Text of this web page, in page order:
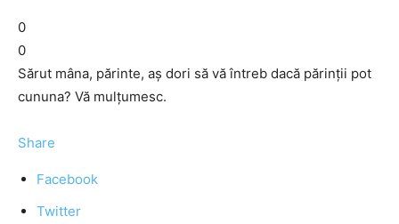
0
0
Sărut mâna, părinte, aş dori să vă întreb dacă părinţii pot
cununa? Vă mulţumesc.
Share
Facebook
Twitter